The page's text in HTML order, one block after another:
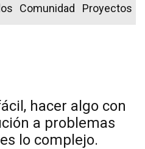
Comunidad Proyectos
hacer algo con
a problemas
lo complejo.